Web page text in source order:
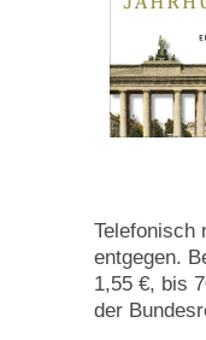
Telefonisch
entgegen.
1,55 €, bis
der